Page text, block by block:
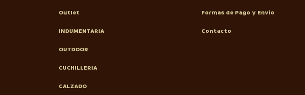
Outlet
INDUMENTARIA
OUTDOOR
CUCHILLERIA
CALZADO
Formas de Pago y Envio
Contacto